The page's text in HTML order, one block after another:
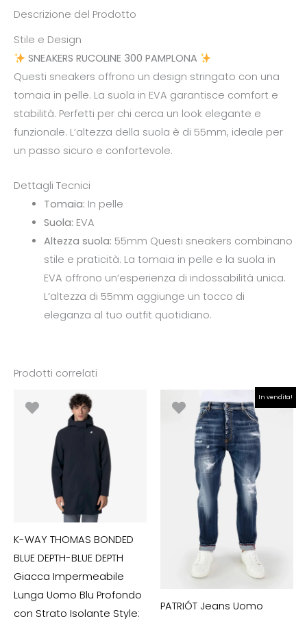
Descrizione del Prodotto
Stile e Design
SNEAKERS RUCOLINE 300 PAMPLONA
Questi sneakers offrono un design stringato con una
tomaia in pelle. La suola in EVA garantisce comfort e
stabilità. Perfetti per chi cerca un look elegante e
funzionale. L’altezza della suola è di 55mm, ideale per
un passo sicuro e confortevole.
Dettagli Tecnici
Tomaia: In pelle
Suola: EVA
Altezza suola: 55mm Questi sneakers combinano
stile e praticità. La tomaia in pelle e la suola in
EVA offrono un’esperienza di indossabilità unica.
L’altezza di 55mm aggiunge un tocco di
eleganza al tuo outfit quotidiano.
Prodotti correlati
K-WAY THOMAS BONDED
BLUE DEPTH-BLUE DEPTH
Giacca Impermeabile
Lunga Uomo Blu Profondo
con Strato Isolante Style:
In vendita!
PATRIÓT Jeans Uomo
prezzo
originale
era:
€179.00.
prezzo
attuale
è:
€90.00.